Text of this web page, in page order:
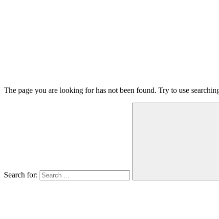
The page you are looking for has not been found. Try to use
Search for: